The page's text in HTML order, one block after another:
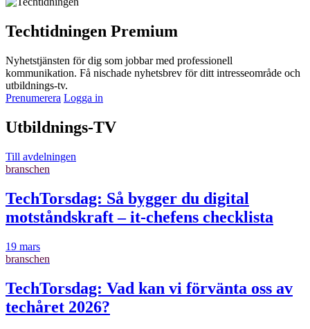
Techtidningen Premium
Nyhetstjänsten för dig som jobbar med professionell
kommunikation. Få nischade nyhetsbrev för ditt intresseområde och
utbildnings-tv.
Prenumerera Logga in
Utbildnings-TV
Till avdelningen
branschen
TechTorsdag: Så bygger du digital
motståndskraft – it-chefens checklista
19 mars
branschen
TechTorsdag: Vad kan vi förvänta oss av
techåret 2026?